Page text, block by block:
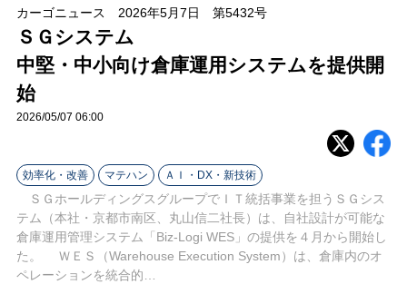
オ
ン
イ
ン
カーゴニュース 2026年5月7日 第5432号
ＳＧシステム
中堅・中小向け倉庫運用システムを提供開
始
2026/05/07 06:00
効率化・改善 マテハン ＡＩ・DX・新技術
ＳＧホールディングスグループでＩＴ統括事業を担うＳＧシス
テム（本社・京都市南区、丸山信二社長）は、自社設計が可能な
倉庫運用管理システム「Biz-Logi WES」の提供を４月から開始し
た。 ＷＥＳ（Warehouse Execution System）は、倉庫内のオ
ペレーションを統合的…